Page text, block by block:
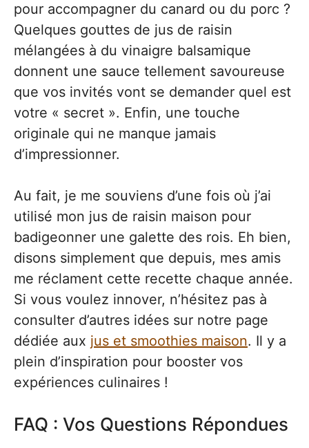
pour accompagner du canard ou du porc ?
Quelques gouttes de jus de raisin
mélangées à du vinaigre balsamique
donnent une sauce tellement savoureuse
que vos invités vont se demander quel est
votre « secret ». Enfin, une touche
originale qui ne manque jamais
d’impressionner.
Au fait, je me souviens d’une fois où j’ai
utilisé mon jus de raisin maison pour
badigeonner une galette des rois. Eh bien,
disons simplement que depuis, mes amis
me réclament cette recette chaque année.
Si vous voulez innover, n’hésitez pas à
consulter d’autres idées sur notre page
dédiée aux jus et smoothies maison. Il y a
plein d’inspiration pour booster vos
expériences culinaires !
FAQ : Vos Questions Répondues